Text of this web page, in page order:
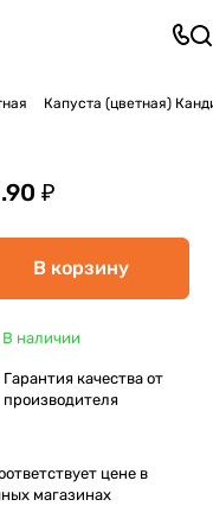
Капуста (цветная)
₽
В корзину
В наличии
Гарантия качества от
производителя
цене в
магазинах